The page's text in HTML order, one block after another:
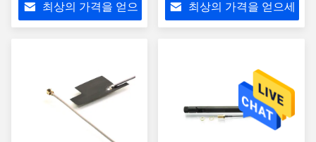
최상의 가격을 얻으 최상의 가격을 얻으세